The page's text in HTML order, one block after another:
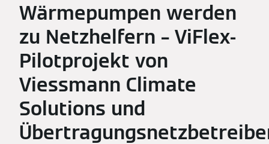
Wärmepumpen werden
zu Netzhelfern – ViFlex-
Pilotprojekt von
Viessmann Climate
Solutions und